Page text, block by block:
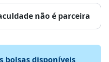
não é parceira
bolsas disponíveis